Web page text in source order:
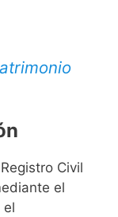
Civil
el
el